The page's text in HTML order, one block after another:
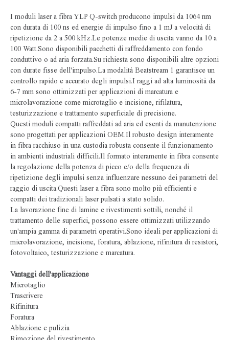
I moduli laser a fibra YLP Q-switch producono impulsi da 1064 nm
con durata di 100 ns ed energie di impulso fino a 1 mJ a velocità di
ripetizione da 2 a 500 kHz.Le potenze medie di uscita vanno da 10 a
100 Watt.Sono disponibili pacchetti di raffreddamento con fondo
conduttivo o ad aria forzata.Su richiesta sono disponibili altre opzioni
con durate fisse dell'impulso.La modalità Beatstream 1 garantisce un
controllo rapido e accurato degli impulsi.I raggi ad alta luminosità da
6-7 mm sono ottimizzati per applicazioni di marcatura e
microlavorazione come microtaglio e incisione, rifilatura,
testurizzazione e trattamento superficiale di precisione.
Questi moduli compatti raffreddati ad aria ed esenti da manutenzione
sono progettati per applicazioni OEM.Il robusto design interamente
in fibra racchiuso in una custodia robusta consente il funzionamento
in ambienti industriali difficili.Il formato interamente in fibra consente
la regolazione della potenza di picco e/o della frequenza di
ripetizione degli impulsi senza influenzare nessuno dei parametri del
raggio di uscita.Questi laser a fibra sono molto più efficienti e
compatti dei tradizionali laser pulsati a stato solido.
La lavorazione fine di lamine e rivestimenti sottili, nonché il
trattamento delle superfici, possono essere ottimizzati utilizzando
un'ampia gamma di parametri operativi.Sono ideali per applicazioni di
microlavorazione, incisione, foratura, ablazione, rifinitura di resistori,
fotovoltaico, testurizzazione e marcatura.
Vantaggi dell'applicazione
Microtaglio
Trascrivere
Rifinitura
Foratura
Ablazione e pulizia